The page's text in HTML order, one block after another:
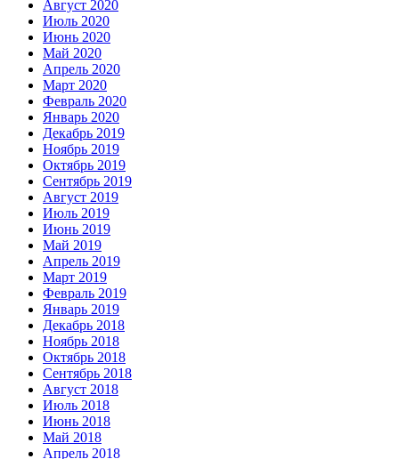
Август 2020
Июль 2020
Июнь 2020
Май 2020
Апрель 2020
Март 2020
Февраль 2020
Январь 2020
Декабрь 2019
Ноябрь 2019
Октябрь 2019
Сентябрь 2019
Август 2019
Июль 2019
Июнь 2019
Май 2019
Апрель 2019
Март 2019
Февраль 2019
Январь 2019
Декабрь 2018
Ноябрь 2018
Октябрь 2018
Сентябрь 2018
Август 2018
Июль 2018
Июнь 2018
Май 2018
Апрель 2018